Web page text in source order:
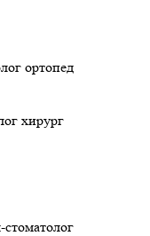
ортопед
хирург
стоматолог